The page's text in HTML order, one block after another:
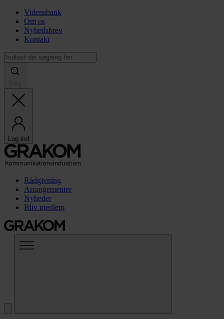
Vidensbank
Om os
Nyhedsbrev
Kontakt
Log ind
Rådgivning
Arrangementer
Nyheder
Bliv medlem